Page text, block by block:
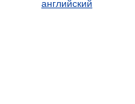
английский